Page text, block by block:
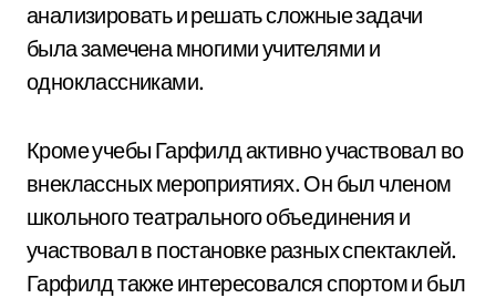
анализировать и решать сложные задачи
была замечена многими учителями и
одноклассниками.
Кроме учебы Гарфилд активно участвовал во
внеклассных мероприятиях. Он был членом
школьного театрального объединения и
участвовал в постановке разных спектаклей.
Гарфилд также интересовался спортом и был